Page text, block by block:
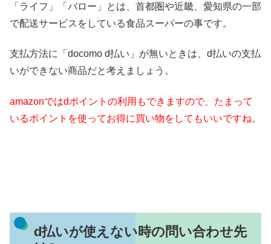
「ライフ」「バロー」とは、首都圏や近畿、愛知県の一部
で配送サービスをしている食品スーパーの事です。
支払方法に「docomo d払い」が無いときは、d払いの支払
いができない商品だと考えましょう。
amazonではdポイントの利用もできますので、たまって
いるポイントを使ってお得に買い物をしてもいいですね。
d払いが使えない時の問い合わせ先